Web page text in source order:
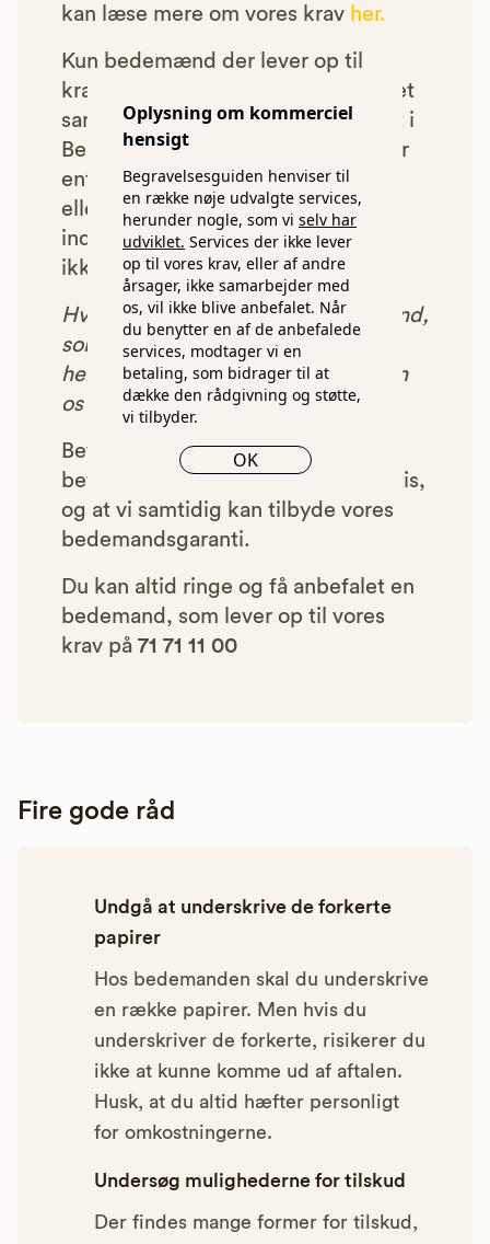
Oplysning om kommerciel
hensigt
Begravelsesguiden henviser til
en række nøje udvalgte services,
herunder nogle, som vi selv har
udviklet. Services der ikke lever
op til vores krav, eller af andre
årsager, ikke samarbejder med
os, vil ikke blive anbefalet. Når
du benytter en af de anbefalede
services, modtager vi en
betaling, som bidrager til at
dække den rådgivning og støtte,
vi tilbyder.
OK
kan læse mere om vores krav her.
Kun bedemænd der lever op til
kravene har mulighed for at indgå et
samarbejde med os om at blive vist i
Begravelsesguiden. Bedemænd der
enten ikke lever op til vores krav,
eller som af andre årsager ikke har
indgået et samarbejde med os, vil
ikke blive vist i vores anbefalinger.
Hver gang du benytter en bedemand,
som vi har godkendt, anbefalet og
henvist dig til, betaler bedemanden
os et beløb for denne henvisning.
Betalingen for vores henvisninger
betyder, at vores rådgivning er gratis,
og at vi samtidig kan tilbyde vores
bedemandsgaranti.
Du kan altid ringe og få anbefalet en
bedemand, som lever op til vores
krav på 71 71 11 00
Fire gode råd
Undgå at underskrive de forkerte
papirer
Hos bedemanden skal du underskrive
en række papirer. Men hvis du
underskriver de forkerte, risikerer du
ikke at kunne komme ud af aftalen.
Husk, at du altid hæfter personligt
for omkostningerne.
Undersøg mulighederne for tilskud
Der findes mange former for tilskud,